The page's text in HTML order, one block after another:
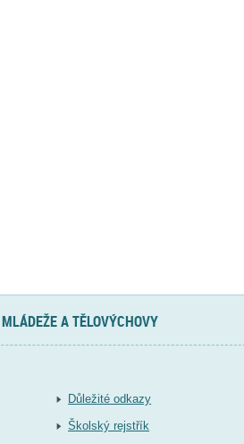
A TĚLOVÝCHOVY
Důležité odkazy
Školský rejstřík